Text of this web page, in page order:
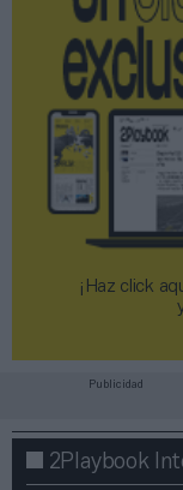
¡Haz click
Publicidad
2Playbook